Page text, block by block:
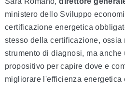
ministero dello Sviluppo
certificazione energetica
stesso della certificazione, ossia
strumento di diagnosi, ma anche
propositivo per capire dove e
migliorare l'efficienza energetica